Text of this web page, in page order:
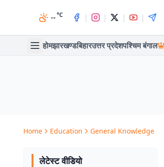
--°C | | | |
होमझारखण्डबिहारउत्तर प्रदेशपश्चिम बंगाल
Home Education General Knowledge
लेटेस्ट वीडियो